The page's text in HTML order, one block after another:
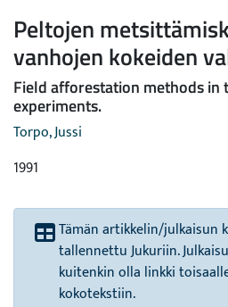
Peltojen
vanhojen kokeiden
Field afforestation methods
experiments.
Torpo, Jussi
1991
Tämän artikkelin/julkaisun
tallennettu Jukuriin.
kuitenkin olla linkki
kokotekstiin.